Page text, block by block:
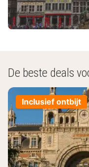
De beste deals
Inclusief ontbijt